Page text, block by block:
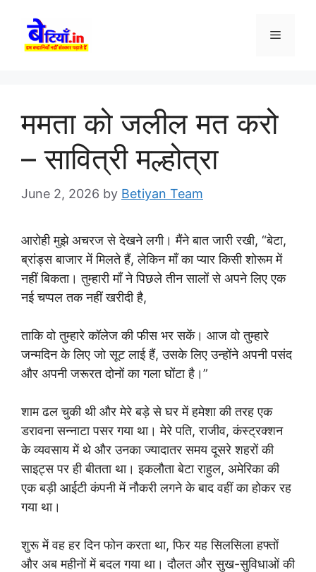
content
Menu
ममता को जलील मत करो
– सावित्री मल्होत्रा
June 2, 2026 by Betiyan Team
आरोही मुझे अचरज से देखने लगी। मैंने बात जारी रखी, “बेटा,
ब्रांड्स बाजार में मिलते हैं, लेकिन माँ का प्यार किसी शोरूम में
नहीं बिकता। तुम्हारी माँ ने पिछले तीन सालों से अपने लिए एक
नई चप्पल तक नहीं खरीदी है,
ताकि वो तुम्हारे कॉलेज की फीस भर सकें। आज वो तुम्हारे
जन्मदिन के लिए जो सूट लाई हैं, उसके लिए उन्होंने अपनी पसंद
और अपनी जरूरत दोनों का गला घोंटा है।”
शाम ढल चुकी थी और मेरे बड़े से घर में हमेशा की तरह एक
डरावना सन्नाटा पसर गया था। मेरे पति, राजीव, कंस्ट्रक्शन
के व्यवसाय में थे और उनका ज्यादातर समय दूसरे शहरों की
साइट्स पर ही बीतता था। इकलौता बेटा राहुल, अमेरिका की
एक बड़ी आईटी कंपनी में नौकरी लगने के बाद वहीं का होकर रह
गया था।
शुरू में वह हर दिन फोन करता था, फिर यह सिलसिला हफ्तों
और अब महीनों में बदल गया था। दौलत और सुख-सुविधाओं की